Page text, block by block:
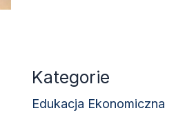
Kategorie
Edukacja Ekonomiczna